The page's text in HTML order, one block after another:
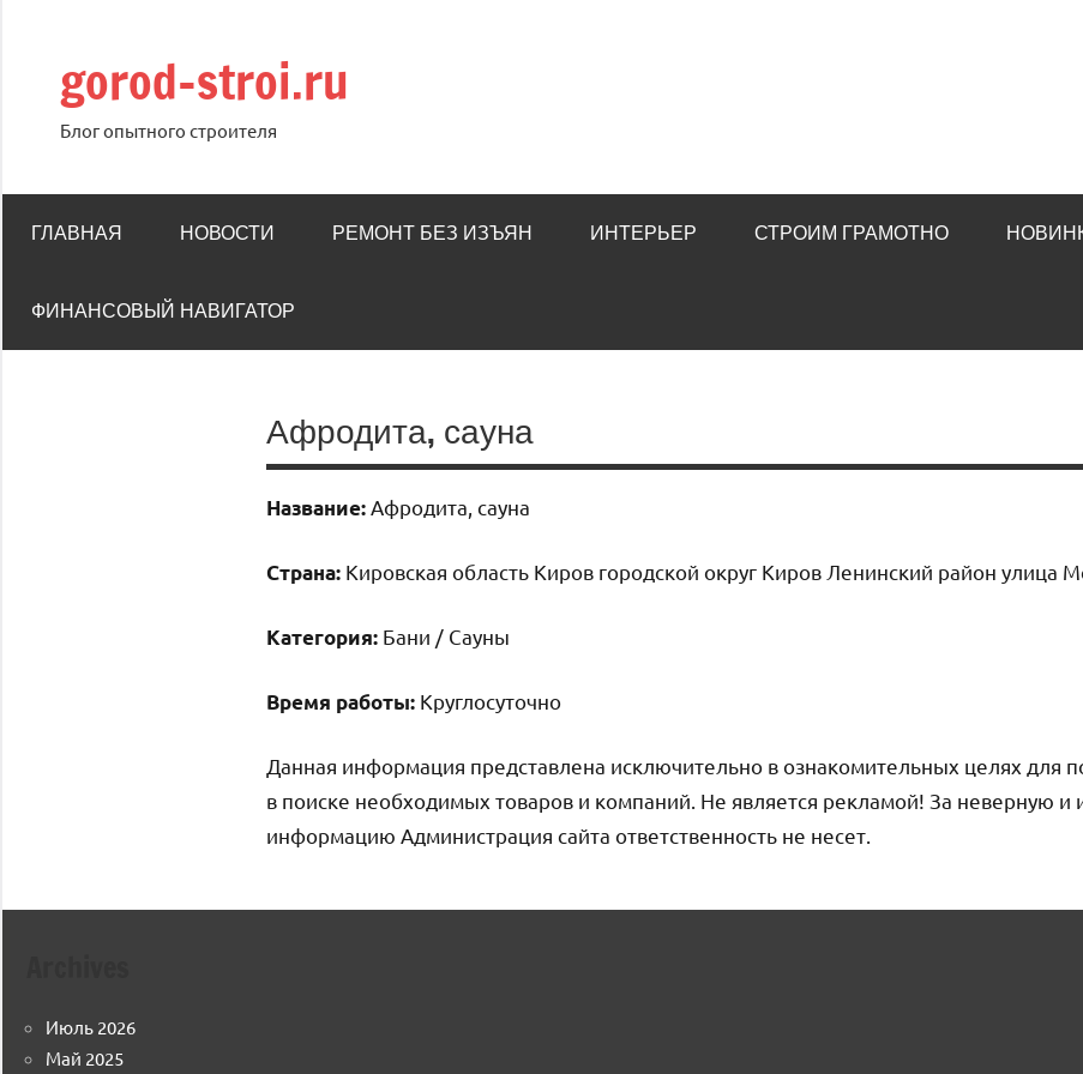
содержимому
gorod-stroi.ru
Блог опытного строителя
ГЛАВНАЯ НОВОСТИ РЕМОНТ БЕЗ ИЗЪЯН ИНТЕРЬЕР СТРОИМ ГРАМОТНО
ФИНАНСОВЫЙ НАВИГАТОР
Афродита, сауна
Название: Афродита, сауна
Страна: Кировская область Киров городской округ Киров Ленинский район улица
Категория: Бани / Сауны
Время работы: Круглосуточно
Данная информация представлена исключительно в ознакомительных целях для
в поиске необходимых товаров и компаний. Не является рекламой! За неверную
информацию Администрация сайта ответственность не несет.
Июль 2026
Май 2025